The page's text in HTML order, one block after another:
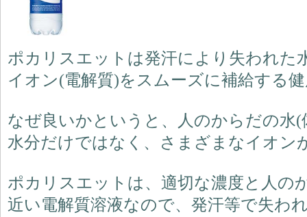
ポカリスエットは発汗により失われた
イオン(電解質)をスムーズに補給する
なぜ良いかというと、人のからだの水(
水分だけではなく、さまざまなイオン
ポカリスエットは、適切な濃度と人の
近い電解質溶液なので、発汗等で失わ